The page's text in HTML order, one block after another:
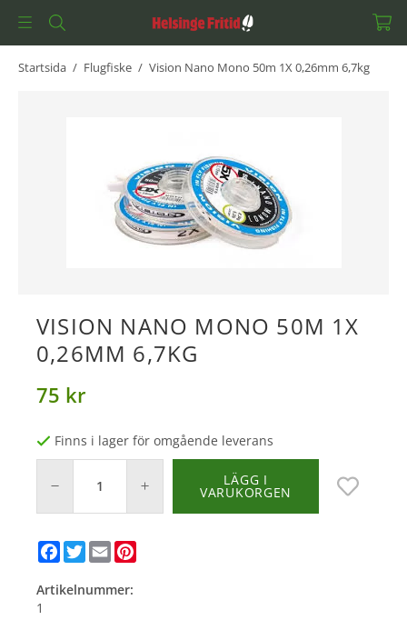
Startsida / Flugfiske / Vision Nano Mono 50m 1X 0,26mm 6,7kg
VISION NANO MONO 50M 1X
0,26MM 6,7KG
75 kr
Finns i lager för omgående leverans
LÄGG I
VARUKORGEN
Facebook
Twitter
Email
Artikelnummer:
1